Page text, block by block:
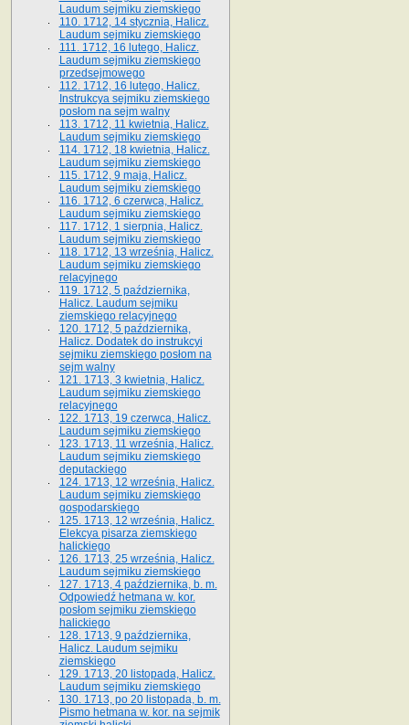
Laudum sejmiku ziemskiego
110. 1712, 14 stycznia, Halicz.
Laudum sejmiku ziemskiego
111. 1712, 16 lutego, Halicz.
Laudum sejmiku ziemskiego
przedsejmowego
112. 1712, 16 lutego, Halicz.
Instrukcya sejmiku ziemskiego
posłom na sejm walny
113. 1712, 11 kwietnia, Halicz.
Laudum sejmiku ziemskiego
114. 1712, 18 kwietnia, Halicz.
Laudum sejmiku ziemskiego
115. 1712, 9 maja, Halicz.
Laudum sejmiku ziemskiego
116. 1712, 6 czerwca, Halicz.
Laudum sejmiku ziemskiego
117. 1712, 1 sierpnia, Halicz.
Laudum sejmiku ziemskiego
118. 1712, 13 września, Halicz.
Laudum sejmiku ziemskiego
relacyjnego
119. 1712, 5 października,
Halicz. Laudum sejmiku
ziemskiego relacyjnego
120. 1712, 5 października,
Halicz. Dodatek do instrukcyi
sejmiku ziemskiego posłom na
sejm walny
121. 1713, 3 kwietnia, Halicz.
Laudum sejmiku ziemskiego
relacyjnego
122. 1713, 19 czerwca, Halicz.
Laudum sejmiku ziemskiego
123. 1713, 11 września, Halicz.
Laudum sejmiku ziemskiego
deputackiego
124. 1713, 12 września, Halicz.
Laudum sejmiku ziemskiego
gospodarskiego
125. 1713, 12 września, Halicz.
Elekcya pisarza ziemskiego
halickiego
126. 1713, 25 września, Halicz.
Laudum sejmiku ziemskiego
127. 1713, 4 października, b. m.
Odpowiedź hetmana w. kor.
posłom sejmiku ziemskiego
halickiego
128. 1713, 9 października,
Halicz. Laudum sejmiku
ziemskiego
129. 1713, 20 listopada, Halicz.
Laudum sejmiku ziemskiego
130. 1713, po 20 listopada, b. m.
Pismo hetmana w. kor. na sejmik